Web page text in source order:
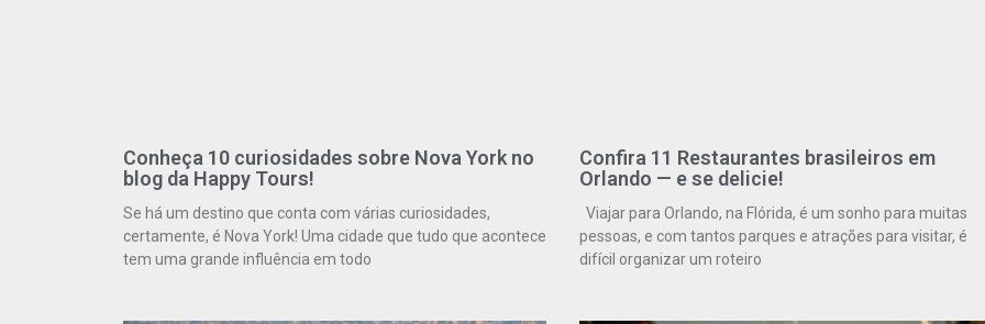
Conheça 10 curiosidades sobre Nova York no
blog da Happy Tours!
Se há um destino que conta com várias curiosidades,
certamente, é Nova York! Uma cidade que tudo que acontece
tem uma grande influência em todo
Confira 11 Restaurantes brasileiros em
Orlando — e se delicie!
Viajar para Orlando, na Flórida, é um sonho para muitas
pessoas, e com tantos parques e atrações para visitar, é
difícil organizar um roteiro